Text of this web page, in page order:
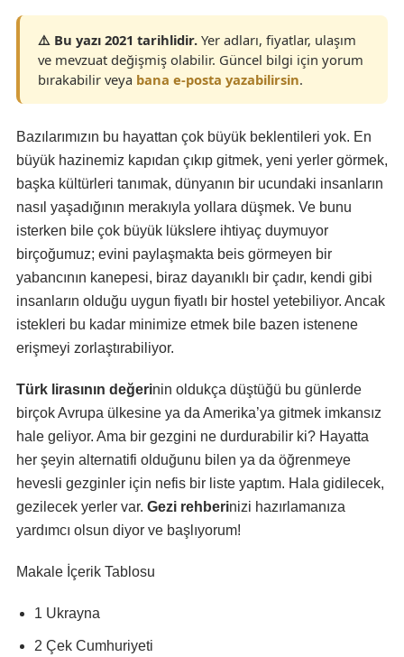
⚠️ Bu yazı 2021 tarihlidir. Yer adları, fiyatlar, ulaşım
ve mevzuat değişmiş olabilir. Güncel bilgi için yorum
bırakabilir veya bana e-posta yazabilirsin.
Bazılarımızın bu hayattan çok büyük beklentileri yok. En
büyük hazinemiz kapıdan çıkıp gitmek, yeni yerler görmek,
başka kültürleri tanımak, dünyanın bir ucundaki insanların
nasıl yaşadığının merakıyla yollara düşmek. Ve bunu
isterken bile çok büyük lükslere ihtiyaç duymuyor
birçoğumuz; evini paylaşmakta beis görmeyen bir
yabancının kanepesi, biraz dayanıklı bir çadır, kendi gibi
insanların olduğu uygun fiyatlı bir hostel yetebiliyor. Ancak
istekleri bu kadar minimize etmek bile bazen istenene
erişmeyi zorlaştırabiliyor.
Türk lirasının değerinin oldukça düştüğü bu günlerde
birçok Avrupa ülkesine ya da Amerika’ya gitmek imkansız
hale geliyor. Ama bir gezgini ne durdurabilir ki? Hayatta
her şeyin alternatifi olduğunu bilen ya da öğrenmeye
hevesli gezginler için nefis bir liste yaptım. Hala gidilecek,
gezilecek yerler var. Gezi rehberinizi hazırlamanıza
yardımcı olsun diyor ve başlıyorum!
Makale İçerik Tablosu
1 Ukrayna
2 Çek Cumhuriyeti